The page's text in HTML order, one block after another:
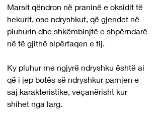
Marsit qëndron në praninë e oksidit të
hekurit, ose ndryshkut, që gjendet në
pluhurin dhe shkëmbinjtë e shpërndarë
në të gjithë sipërfaqen e tij.
Ky pluhur me ngjyrë ndryshku është ai
që i jep botës së ndryshkur pamjen e
saj karakteristike, veçanërisht kur
shihet nga larg.